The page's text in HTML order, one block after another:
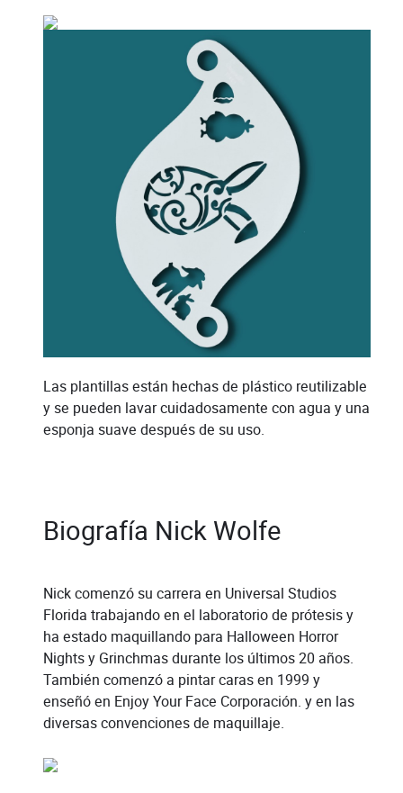
Las plantillas están hechas de plástico reutilizable
y se pueden lavar cuidadosamente con agua y una
esponja suave después de su uso.
Biografía Nick Wolfe
Nick comenzó su carrera en Universal Studios
Florida trabajando en el laboratorio de prótesis y
ha estado maquillando para Halloween Horror
Nights y Grinchmas durante los últimos 20 años.
También comenzó a pintar caras en 1999 y
enseñó en Enjoy Your Face Corporación. y en las
diversas convenciones de maquillaje.